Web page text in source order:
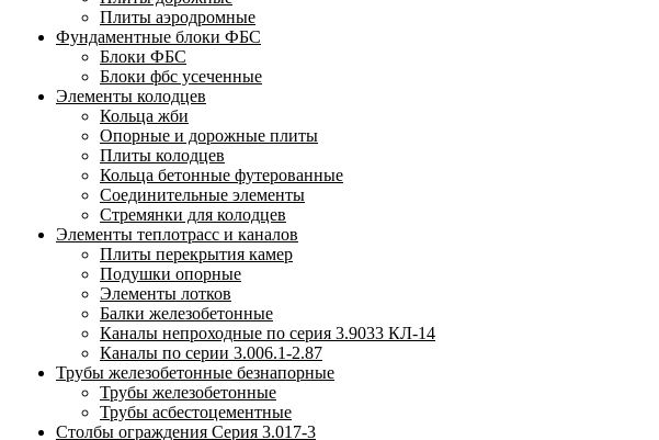
Плиты аэродромные
Фундаментные блоки ФБС
Блоки ФБС
Блоки фбс усеченные
Элементы колодцев
Кольца жби
Опорные и дорожные плиты
Плиты колодцев
Кольца бетонные футерованные
Соединительные элементы
Стремянки для колодцев
Элементы теплотрасс и каналов
Плиты перекрытия камер
Подушки опорные
Элементы лотков
Балки железобетонные
Каналы непроходные по серия 3.9033 КЛ-14
Каналы по серии 3.006.1-2.87
Трубы железобетонные безнапорные
Трубы железобетонные
Трубы асбестоцементные
Столбы ограждения Серия 3.017-3